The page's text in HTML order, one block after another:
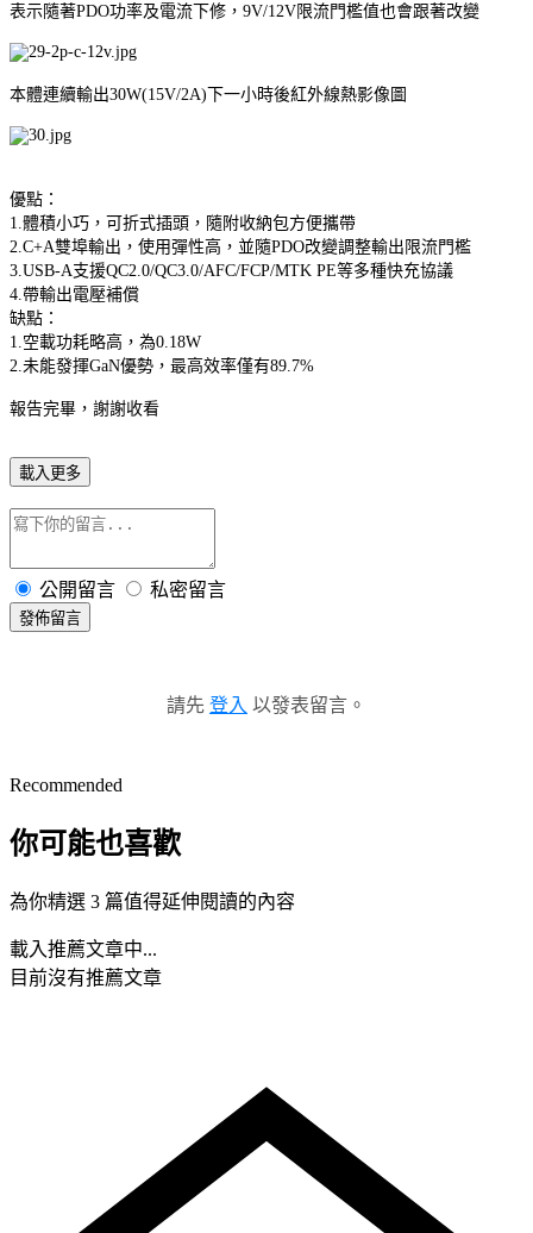
表示隨著PDO功率及電流下修，9V/12V限流門檻值也會跟著改變
本體連續輸出30W(15V/2A)下一小時後紅外線熱影像圖
優點：
1.體積小巧，可折式插頭，隨附收納包方便攜帶
2.C+A雙埠輸出，使用彈性高，並隨PDO改變調整輸出限流門檻
3.USB-A支援QC2.0/QC3.0/AFC/FCP/MTK PE等多種快充協議
4.帶輸出電壓補償
缺點：
1.空載功耗略高，為0.18W
2.未能發揮GaN優勢，最高效率僅有89.7%
報告完畢，謝謝收看
載入更多
公開留言 私密留言
發佈留言
請先 登入 以發表留言。
Recommended
你可能也喜歡
為你精選 3 篇值得延伸閱讀的內容
載入推薦文章中...
目前沒有推薦文章